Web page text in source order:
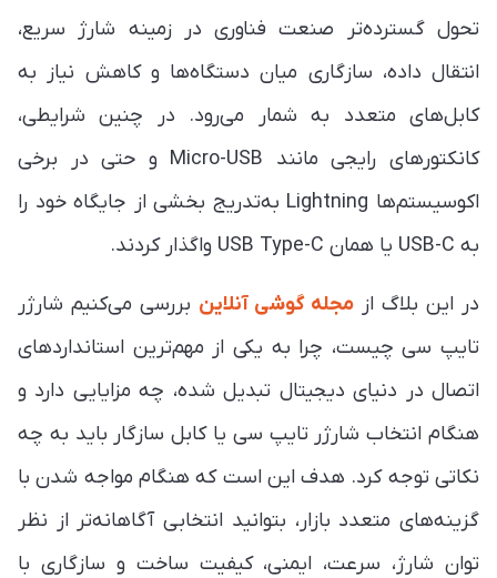
تحول گسترده‌تر صنعت فناوری در زمینه شارژ سریع،
انتقال داده، سازگاری میان دستگاه‌ها و کاهش نیاز به
کابل‌های متعدد به شمار می‌رود. در چنین شرایطی،
کانکتورهای رایجی مانند Micro-USB و حتی در برخی
اکوسیستم‌ها Lightning به‌تدریج بخشی از جایگاه خود را
به USB-C یا همان USB Type-C واگذار کردند.
در این بلاگ از مجله گوشی آنلاین بررسی می‌کنیم شارژر
تایپ سی چیست، چرا به یکی از مهم‌ترین استانداردهای
اتصال در دنیای دیجیتال تبدیل شده، چه مزایایی دارد و
هنگام انتخاب شارژر تایپ سی یا کابل سازگار باید به چه
نکاتی توجه کرد. هدف این است که هنگام مواجه شدن با
گزینه‌های متعدد بازار، بتوانید انتخابی آگاهانه‌تر از نظر
توان شارژ، سرعت، ایمنی، کیفیت ساخت و سازگاری با